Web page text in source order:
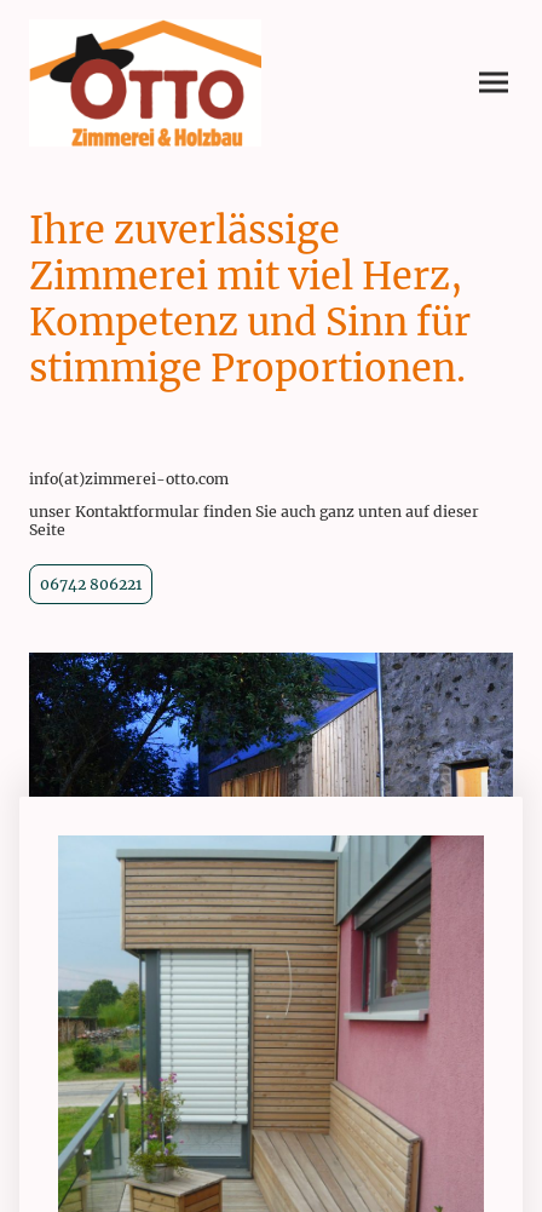
Ihre zuverlässige
Zimmerei mit viel Herz,
Kompetenz und Sinn für
stimmige Proportionen.
info(at)zimmerei-otto.com
unser Kontaktformular finden Sie auch ganz unten auf dieser
Seite
06742 806221